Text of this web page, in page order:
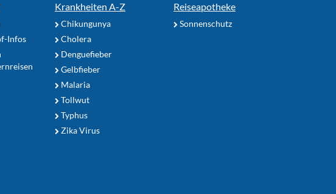
Infos
Krankheiten A-Z
Chikungunya
Cholera
Denguefieber
Gelbfieber
Malaria
Tollwut
Typhus
Zika Virus
Reiseapotheke
Sonnenschutz